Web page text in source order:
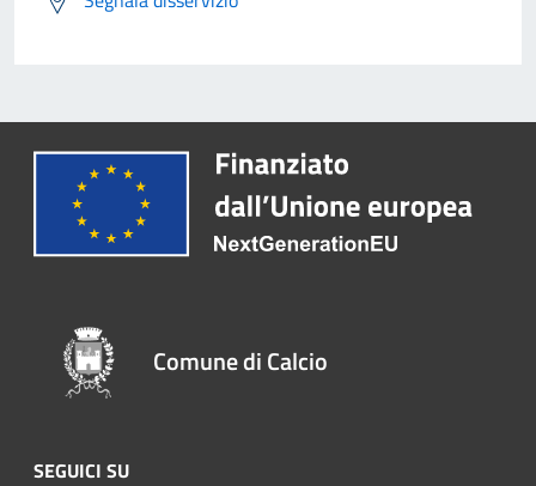
Comune di Calcio
SEGUICI SU